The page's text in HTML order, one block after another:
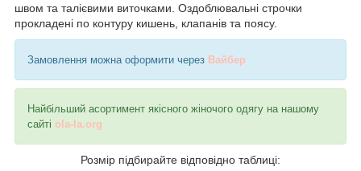
швом та талієвими виточками. Оздоблювальні строчки
прокладені по контуру кишень, клапанів та поясу.
Замовлення можна оформити через Вайбер
Найбільший асортимент якісного жіночого одягу на нашому
сайті ola-la.org
Розмір підбирайте відповідно таблиці: